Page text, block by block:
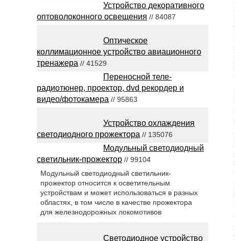
Устройство декоративного
оптоволоконного освещения // 84087
Оптическое
коллимационное устройство авиационного
тренажера // 41529
Переносной теле-
радиотюнер, проектор, dvd рекордер и
видео/фотокамера // 95863
Устройство охлаждения
светодиодного прожектора // 135076
Модульный светодиодный
светильник-прожектор // 99104
Модульный светодиодный светильник-
прожектор относится к осветительным
устройствам и может использоваться в разных
областях, в том числе в качестве прожектора
для железнодорожных локомотивов
Светодиодное устройство